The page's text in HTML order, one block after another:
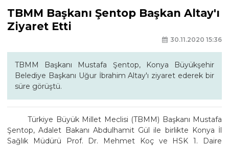
TBMM Başkanı Şentop Başkan Altay'ı
Ziyaret Etti
30.11.2020 15:36
TBMM Başkanı Mustafa Şentop, Konya Büyükşehir
Belediye Başkanı Uğur İbrahim Altay'ı ziyaret ederek bir
süre görüştü.
Türkiye Büyük Millet Meclisi (TBMM) Başkanı Mustafa
Şentop, Adalet Bakanı Abdulhamit Gül ile birlikte Konya İl
Sağlık Müdürü Prof. Dr. Mehmet Koç ve HSK 1. Daire